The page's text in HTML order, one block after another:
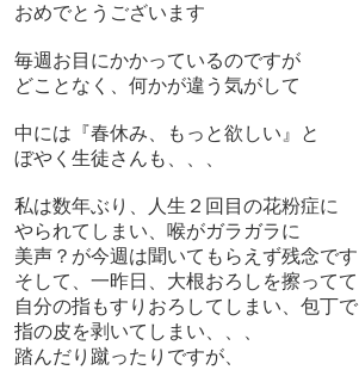
おめでとうございます
毎週お目にかかっているのですが
どことなく、何かが違う気がして
中には『春休み、もっと欲しい』と
ぼやく生徒さんも、、、
私は数年ぶり、人生２回目の花粉症に
やられてしまい、喉がガラガラに
美声？が今週は聞いてもらえず残念です
そして、一昨日、大根おろしを擦ってて
自分の指もすりおろしてしまい、包丁で
指の皮を剥いてしまい、、、
踏んだり蹴ったりですが、